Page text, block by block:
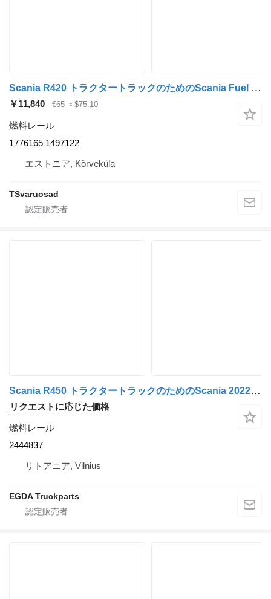
Scania R420 トラクタートラックのためのScania Fuel valve 1776165 燃料レール
￥11,840 €65 ≈ $75.10
燃料レール
1776165 1497122
エストニア, Kõrveküla
TSvaruosad
Scania R450 トラクタートラックのためのScania 2022 2444837 燃料レール
リクエストに応じた価格
燃料レール
2444837
リトアニア, Vilnius
EGDA Truckparts